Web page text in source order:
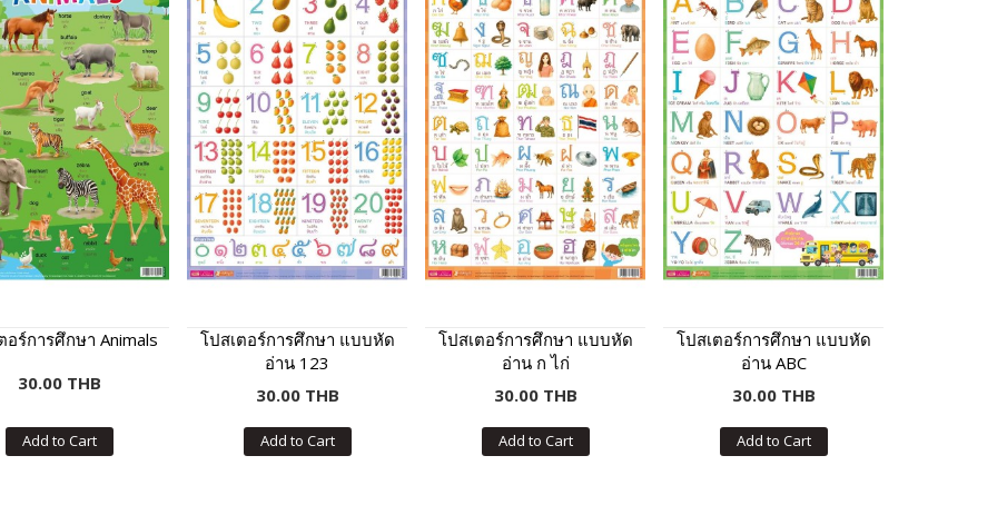
อร์การศึกษา Animals
30.00 THB
Add to Cart
โปสเตอร์การศึกษา แบบหัด
อ่าน 123
30.00 THB
Add to Cart
โปสเตอร์การศึกษา แบบหัด
อ่าน ก ไก่
30.00 THB
Add to Cart
โปสเตอร์การศึกษา แบบหัด
อ่าน ABC
30.00 THB
Add to Cart